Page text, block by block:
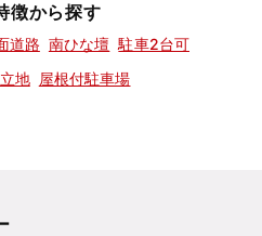
徴から探す
道路 南ひな壇 駐車2台可
地 屋根付駐車場